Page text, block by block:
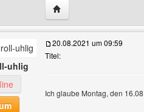
Website dieses
uhlig
uhlig Benutzer-Profile anzeigen
20.08.2021 um 09:59
Titel:
Ich glaube Montag, den